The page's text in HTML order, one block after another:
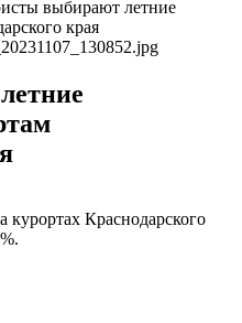
выбирают летние
края
Краснодарского